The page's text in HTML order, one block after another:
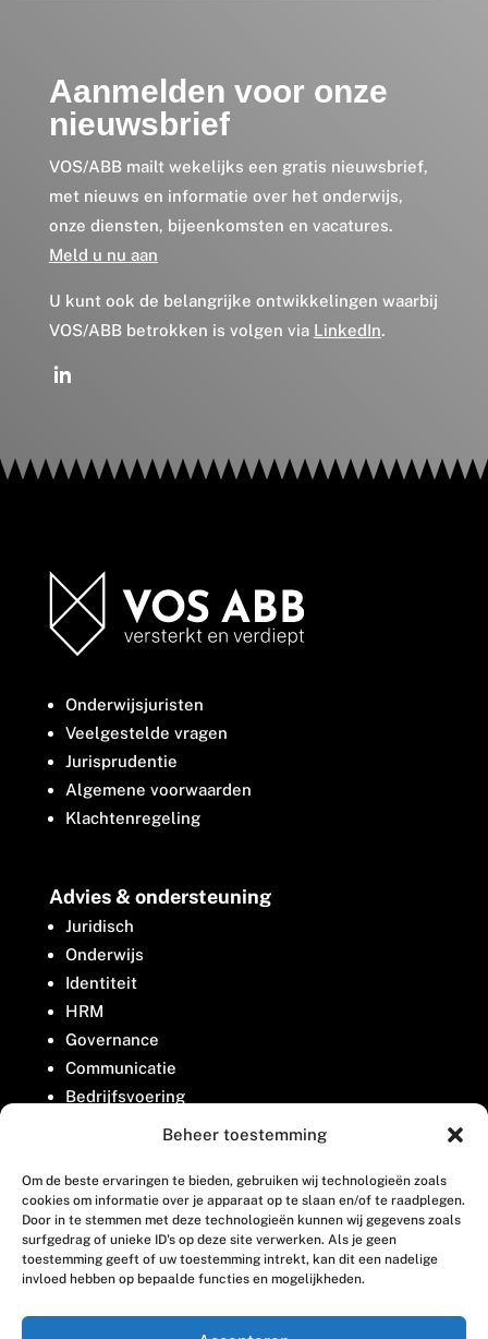
Beheer toestemming
Om de beste ervaringen te bieden, gebruiken wij technologieën zoals
cookies om informatie over je apparaat op te slaan en/of te raadplegen.
Door in te stemmen met deze technologieën kunnen wij gegevens zoals
surfgedrag of unieke ID's op deze site verwerken. Als je geen
toestemming geeft of uw toestemming intrekt, kan dit een nadelige
invloed hebben op bepaalde functies en mogelijkheden.
Aanmelden voor onze
nieuwsbrief
VOS/ABB mailt wekelijks een gratis nieuwsbrief,
met nieuws en informatie over het onderwijs,
onze diensten, bijeenkomsten en vacatures.
Meld u nu aan
U kunt ook de belangrijke ontwikkelingen waarbij
VOS/ABB betrokken is volgen via LinkedIn.
Onderwijsjuristen
Veelgestelde vragen
Jurisprudentie
Algemene voorwaarden
Klachtenregeling
Advies & ondersteuning
Juridisch
Onderwijs
Identiteit
HRM
Governance
Communicatie
Bedrijfsvoering
Belangenbehartiging
Contact
Houttuinlaan 8
3447 GM Woerden